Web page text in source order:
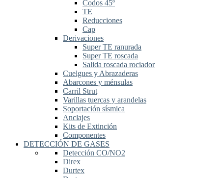
Codos 45º
TE
Reducciones
Cap
Derivaciones
Super TE ranurada
Super TE roscada
Salida roscada rociador
Cuelgues y Abrazaderas
Abarcones y ménsulas
Carril Strut
Varillas tuercas y arandelas
Soportación sísmica
Anclajes
Kits de Extinción
Componentes
DETECCIÓN DE GASES
Detección CO/NO2
Direx
Durtex